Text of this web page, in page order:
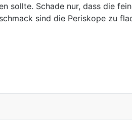
sollte. Schade nur, dass die
sind die Periskope zu